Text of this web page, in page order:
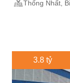
Thống Nhất,
3.8 tỷ